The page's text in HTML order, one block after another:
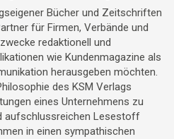
Bücher und Zeitschriften
für Firmen, Verbände und
redaktionell und
wie Kundenmagazine als
herausgeben möchten.
des KSM Verlags
eines Unternehmens zu
aufschlussreichen Lesestoff
in einen sympathischen